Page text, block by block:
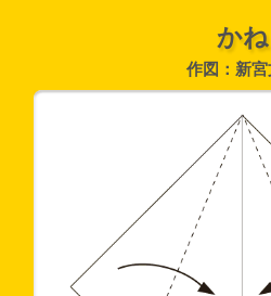
かね
作図：新宮